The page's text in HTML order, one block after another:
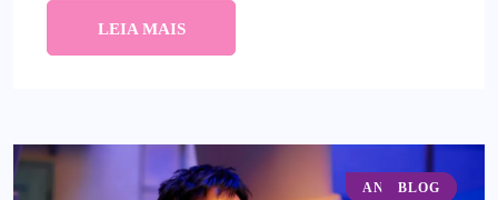
LEIA MAIS
ANÁLISES
BLOG